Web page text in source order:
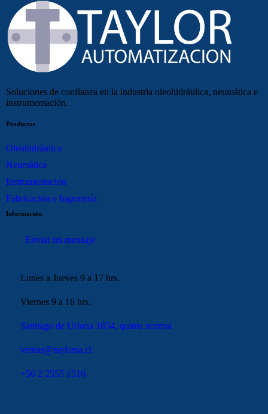
Soluciones de confianza en la industria oleohidráulica, neumática e
instrumentación.
Productos
Oleohidráulica
Neumática
Instrumentación
Fabricación e Ingeniería
Información
Enviar un mensaje
Lunes a Jueves 9 a 17 hrs.
Viernes 9 a 16 hrs.
Santiago de Uriona 1854, quinta normal
ventas@taylorsa.cl
+56 2 2555 1516